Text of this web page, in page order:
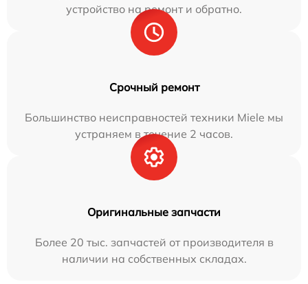
устройство на ремонт и обратно.
Срочный ремонт
Большинство неисправностей техники Miele мы
устраняем в течение 2 часов.
Оригинальные запчасти
Более 20 тыс. запчастей от производителя в
наличии на собственных складах.